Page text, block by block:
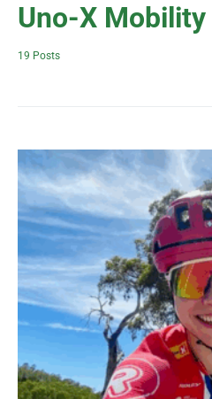
Uno-X Mobility
19 Posts